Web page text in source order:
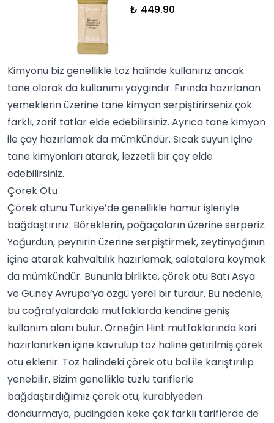
₺ 449.90
Kimyonu biz genellikle toz halinde kullanırız ancak
tane olarak da kullanımı yaygındır. Fırında hazırlanan
yemeklerin üzerine tane kimyon serpiştirirseniz çok
farklı, zarif tatlar elde edebilirsiniz. Ayrıca tane kimyon
ileçay hazırlamak da mümkündür. Sıcak suyun içine
tane kimyonları atarak, lezzetli bir çay elde
edebilirsiniz.
Çörek Otu
Çörek otunu Türkiye’de genellikle hamur işleriyle
bağdaştırırız. Böreklerin, poğaçaların üzerine serperiz.
Yoğurdun, peynirin üzerine serpiştirmek, zeytinyağının
içine atarak kahvaltılık hazırlamak, salatalara koymak
da mümkündür. Bununla birlikte,çörek otu Batı Asya
ve Güney Avrupa’ya özgü yerel bir türdür. Bu nedenle,
bu coğrafyalardaki mutfaklarda kendine geniş
kullanım alanı bulur. Örneğin Hint mutfaklarında köri
hazırlanırken içine kavrulup toz haline getirilmiş çörek
otu eklenir. Toz halindeki çörek otu bal ile karıştırılıp
yenebilir. Bizim genellikle tuzlu tariflerle
bağdaştırdığımız çörek otu, kurabiyeden
dondurmaya, pudingden keke çok farklı tariflerde de